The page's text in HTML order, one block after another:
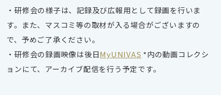
・研修会の様子は、記録及び広報用として録画を行いま
す。また、マスコミ等の取材が入る場合がございますの
で、予めご了承ください。
・研修会の録画映像は後日MyUNIVAS *内の動画コレクシ
ョンにて、アーカイブ配信を行う予定です。